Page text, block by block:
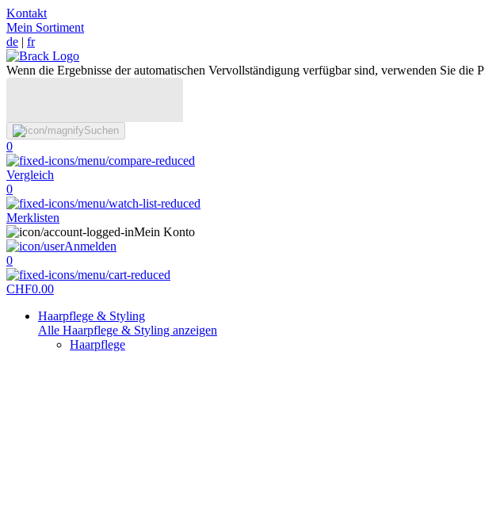
Kontakt
Mein Sortiment
de | fr
Wenn die Ergebnisse der automatischen Vervollständigung verfügbar sind, verwenden Sie
Suchen
0
Vergleich
0
Merklisten
Mein Konto
Anmelden
0
CHF0.00
Haarpflege & Styling
Alle Haarpflege & Styling anzeigen
Haarpflege